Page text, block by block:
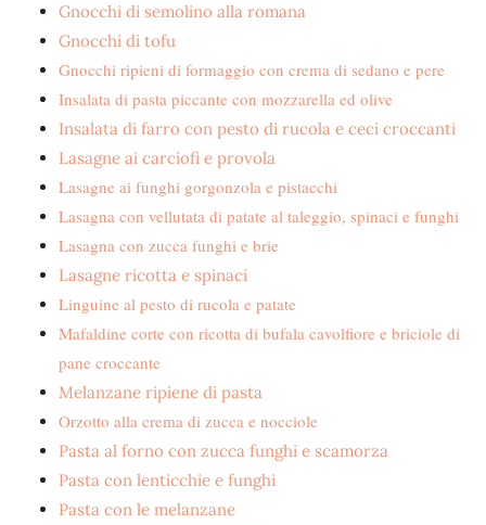
Gnocchi di semolino alla romana
Gnocchi di tofu
Gnocchi ripieni di formaggio con crema di sedano e pere
Insalata di pasta piccante con mozzarella ed olive
Insalata di farro con pesto di rucola e ceci croccanti
Lasagne ai carciofi e provola
Lasagne ai funghi gorgonzola e pistacchi
Lasagna con vellutata di patate al taleggio, spinaci e funghi
Lasagna con zucca funghi e brie
Lasagne ricotta e spinaci
Linguine al pesto di rucola e patate
Mafaldine corte con ricotta di bufala cavolfiore e briciole di
pane croccante
Melanzane ripiene di pasta
Orzotto alla crema di zucca e nocciole
Pasta al forno con zucca funghi e scamorza
Pasta con lenticchie e funghi
Pasta con le melanzane